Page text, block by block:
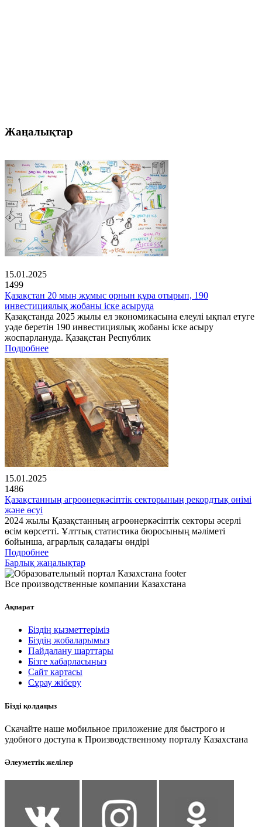
Жаңалықтар
15.01.2025
1499
Қазақстан 20 мың жұмыс орнын құра отырып, 190
инвестициялық жобаны іске асыруда
Қазақстанда 2025 жылы ел экономикасына елеулі ықпал етуге
уәде беретін 190 инвестициялық жобаны іске асыру
жоспарлануда. Қазақстан Республик
Подробнее
15.01.2025
1486
Қазақстанның агроөнеркәсіптік секторының рекордтық өнімі
және өсуі
2024 жылы Қазақстанның агроөнеркәсіптік секторы әсерлі
өсім көрсетті. Ұлттық статистика бюросының мәліметі
бойынша, аграрлық саладағы өндірі
Подробнее
Барлық жаңалықтар
Все производственные компании Казахстана
Ақпарат
Біздің қызметтеріміз
Біздің жобаларымыз
Пайдалану шарттары
Бізге хабарласыңыз
Сайт картасы
Сұрау жіберу
Бізді қолдаңыз
Скачайте наше мобильное приложение для быстрого и
удобного доступа к Производственному порталу Казахстана
Әлеуметтік желілер